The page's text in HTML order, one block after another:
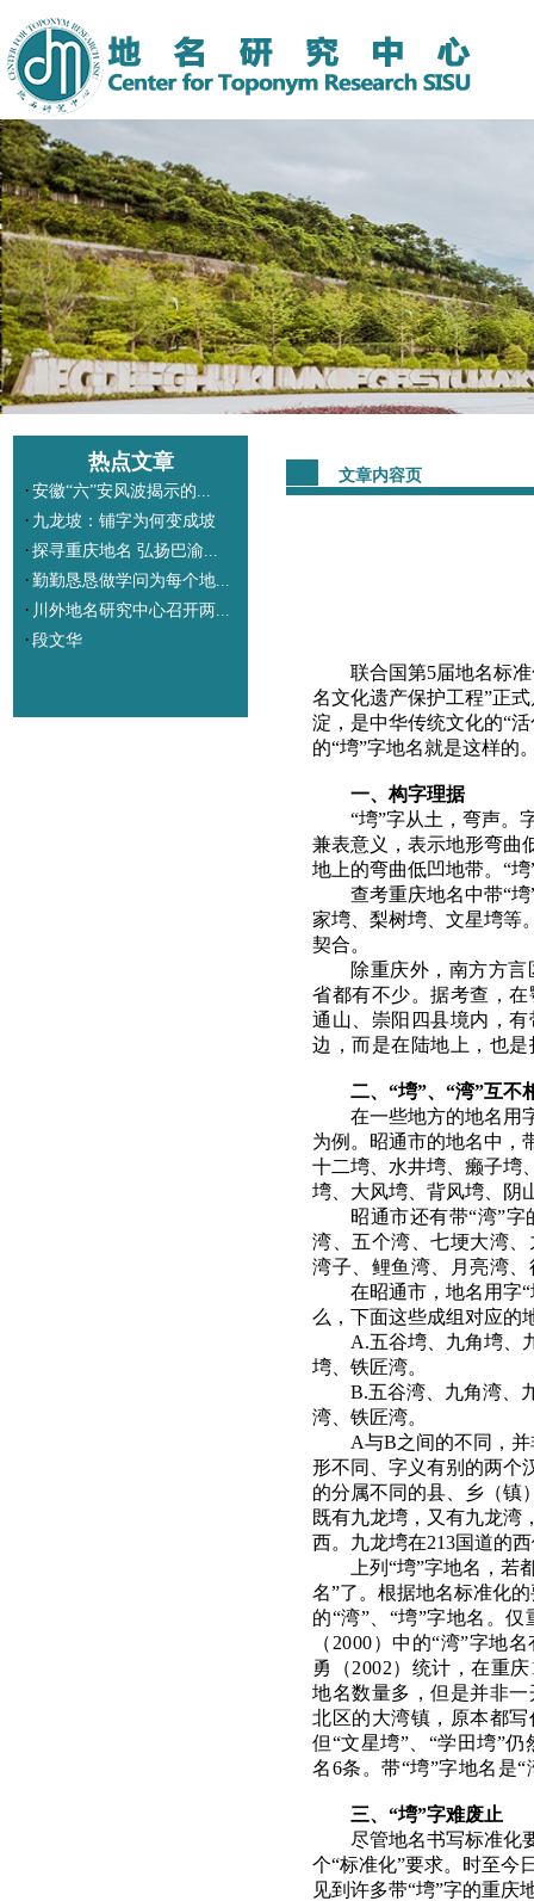
热点文章
· 安徽“六”安风波揭示的...
· 九龙坡：铺字为何变成坡
· 探寻重庆地名 弘扬巴渝...
· 勤勤恳恳做学问为每个地...
· 川外地名研究中心召开两...
· 段文华
文章内容页
联合国第5届地名标
名文化遗产保护工程”正
淀，是中华传统文化的“
的“塆”字地名就是这样的
一、构字理据
“塆”字从土，弯声。
兼表意义，表示地形弯曲
地上的弯曲低凹地带。“
查考重庆地名中带“
家塆、梨树塆、文星塆等
契合。
除重庆外，南方方
省都有不少。据考查，
通山、崇阳四县境内，
边，而是在陆地上，也
二、“塆”、“湾”互不
在一些地方的地名用
为例。昭通市的地名中，
十二塆、水井塆、癞子塆
塆、大风塆、背风塆、
昭通市还有带“湾”
湾、五个湾、七埂大湾
湾子、鲤鱼湾、月亮湾
在昭通市，地名用字
么，下面这些成组对应的
A.五谷塆、九角塆、
塆、铁匠湾。
B.五谷湾、九角湾、
湾、铁匠湾。
A与B之间的不同，并
形不同、字义有别的两个
的分属不同的县、乡（镇
既有九龙塆，又有九龙湾
西。九龙塆在213国道的
上列“塆”字地名，
名”了。根据地名标准化
的“湾”、“塆”字地名。
（2000）中的“湾”字地
勇（2002）统计，在重
地名数量多，但是并非
北区的大湾镇，原本都写
但“文星塆”、“学田塆”
名6条。带“塆”字地名是
三、“塆”字难废止
尽管地名书写标准化
个“标准化”要求。时至今
见到许多带“塆”字的重庆